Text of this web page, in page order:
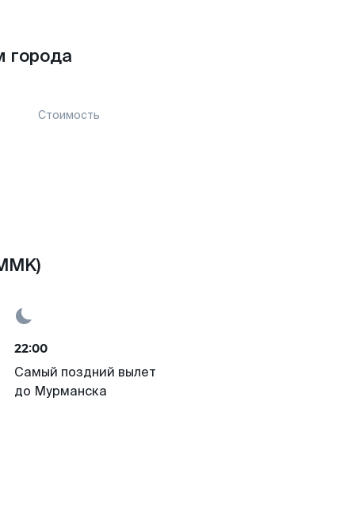
города
Стоимость
22:00
Самый поздний вылет
до Мурманска